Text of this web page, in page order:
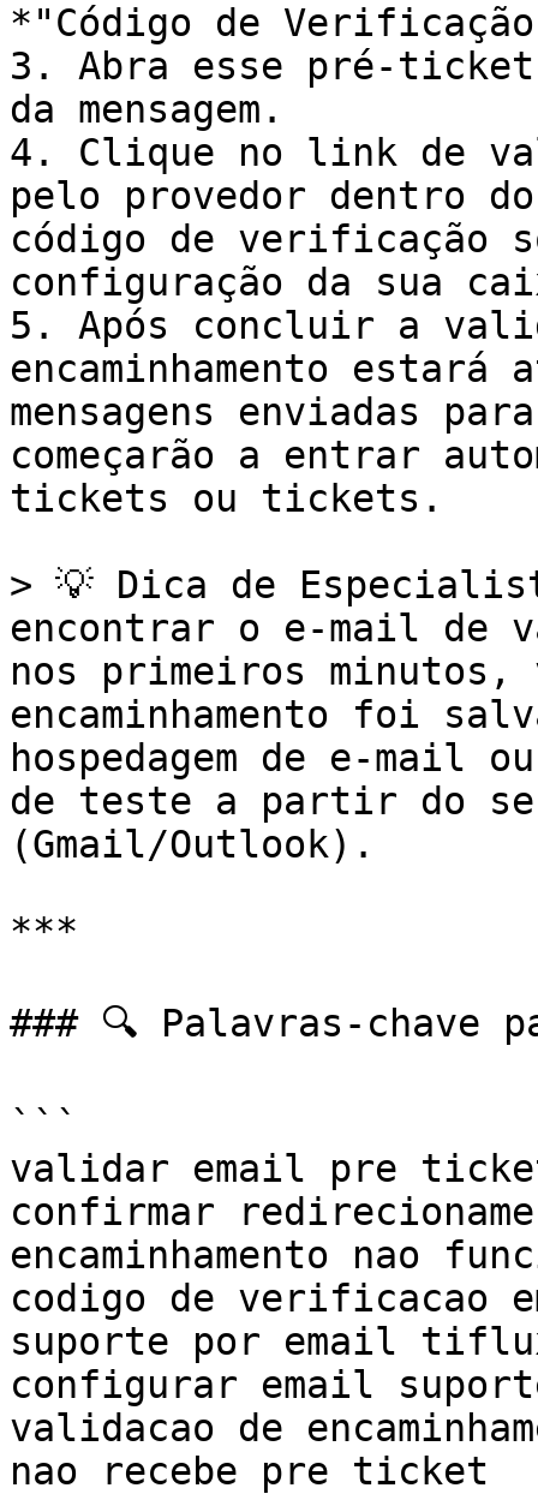
*"Código de
3. Abra esse pré-
da mensagem.
4. Clique no link de
pelo provedor dentro
código de verificação
configuração da sua
5. Após concluir a
encaminhamento
mensagens enviadas
começarão a entrar
tickets ou tickets.
> 💡 Dica de
encontrar o e-mail de
nos primeiros
encaminhamento foi
hospedagem de e-mail
de teste a partir do
(Gmail/Outlook).
***
### 🔍 Palavras-chave
```
validar email pre
confirmar
encaminhamento nao
codigo de verificacao
suporte por email
configurar email
validacao de
nao recebe pre ticket